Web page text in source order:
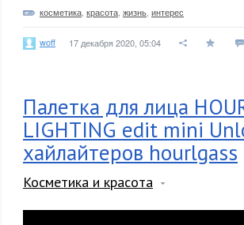
косметика красота жизнь интерес
woff 17 декабря 2020, 05:04
Палетка для лица
LIGHTING edit mini
хайлайтеров hourlgass
Косметика и красота